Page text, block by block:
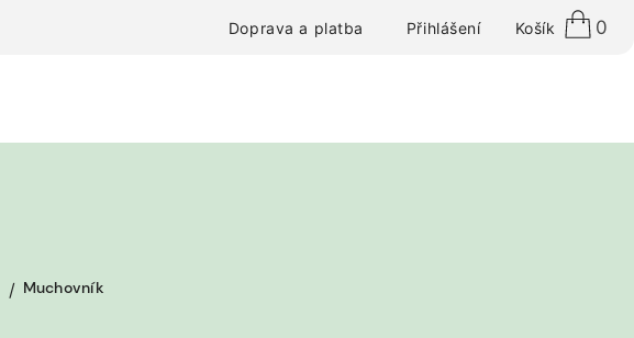
Doprava a platba Přihlášení Košík 0
Muchovník